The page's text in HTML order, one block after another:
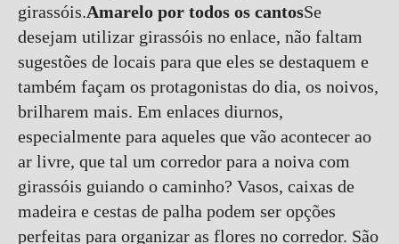
girassóis.Amarelo por todos os cantosSe
desejam utilizar girassóis no enlace, não faltam
sugestões de locais para que eles se destaquem e
também façam os protagonistas do dia, os noivos,
brilharem mais. Em enlaces diurnos,
especialmente para aqueles que vão acontecer ao
ar livre, que tal um corredor para a noiva com
girassóis guiando o caminho? Vasos, caixas de
madeira e cestas de palha podem ser opções
perfeitas para organizar as flores no corredor. São